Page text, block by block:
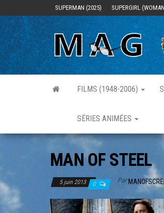
to
the
content
SUPERMAN (2025) SUPERGIRL
FILMS (1948-2006)
SÉRIES ANIMÉES
MAN OF STEEL
5 juin 2013 0 Par